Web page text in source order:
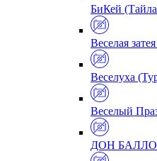
БиКей
Веселая
Веселуха
Веселый
ДОН